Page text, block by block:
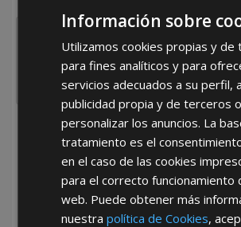
Información sobre
Utilizamos cookies propias y de
para fines analíticos y para
servicios adecuados a su perfil,
publicidad propia y de terceros
personalizar los anuncios. La
tratamiento es el
en el caso de las cookies
para el correcto funcionamiento
web. Puede obtener más
nuestrapolítica de Cookies,